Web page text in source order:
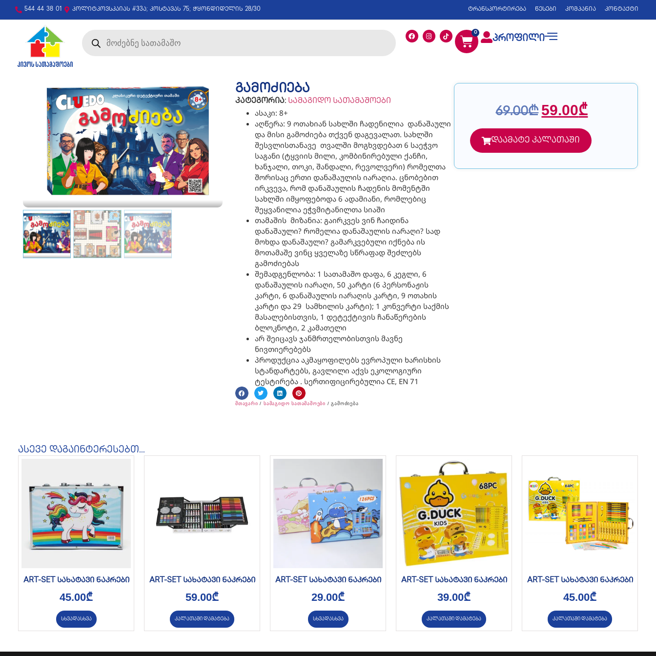
544 44 38 01 პოლიტკოვსკაიას #33ა; კოსტავას 75; ჭყონდიდელის 28/30 ტრანსპორტირება წესები კომპანია კონტაქტი
0
პროფილი
გამოძიება
კატეგორია: სამაგიდო სათამაშოები
ასაკი: 8+
აღწერა: 9 ოთახიან სახლში ჩადენილია დანაშაული
და მისი გამოძიება თქვენ დაგევალათ. სახლში
შესვლისთანავე თვალში მოგხვდებათ 6 საეჭვო
საგანი (ტყვიის მილი, კომბინირებული ქანჩი,
ხანჯალი, თოკი, შანდალი, რევოლვერი) რომელთა
შორისაც ერთი დანაშაულის იარაღია. ცნობებით
ირკვევა, რომ დანაშაულის ჩადენის მომენტში
სახლში იმყოფებოდა 6 ადამიანი, რომლებიც
შეყვანილია ეჭვმიტანილთა სიაში
თამაშის მიზანია: გაირკვეს ვინ ჩაიდინა
დანაშაული? რომელია დანაშაულის იარაღი? სად
მოხდა დანაშაული? გამარკვებული იქნება ის
მოთამაშე ვინც ყველაზე სწრაფად შეძლებს
გამოძიებას
შემადგენლობა: 1 სათამაშო დაფა, 6 კეგლი, 6
დანაშაულის იარაღი, 50 კარტი (6 პერსონაჟის
კარტი, 6 დანაშაულის იარაღის კარტი, 9 ოთახის
კარტი და 29 სამხილის კარტი); 1 კონვერტი საქმის
მასალებისთვის, 1 დეტექტივის ჩანაწერების
ბლოკნოტი, 2 კამათელი
არ შეიცავს ჯანმრთელობისთვის მავნე
ნივთიერებებს
პროდუქცია აკმაყოფილებს ევროპული ხარისხის
სტანდარტებს, გავლილი აქვს ეკოლოგიური
ტესტირება . სერთიფიცირებულია CE, EN 71
მთავარი / სამაგიდო სათამაშოები / გამოძიება
69.00₾ 59.00₾
დაამატე კალათაში
ასევე დაგაინტერესებთ...
ART-SET სახატავი ნაკრები
45.00₾
სხვადასხვა
ART-SET სახატავი ნაკრები
59.00₾
კალათაში დამატება
ART-SET სახატავი ნაკრები
29.00₾
სხვადასხვა
ART-SET სახატავი ნაკრები
39.00₾
კალათაში დამატება
ART-SET სახატავი ნაკრები
45.00₾
კალათაში დამატება